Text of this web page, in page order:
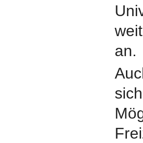
an.